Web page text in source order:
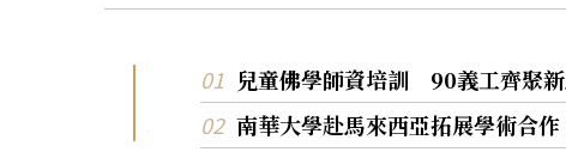
兒童佛學師資培訓 90義工齊聚
南華大學赴馬來西亞拓展學術合